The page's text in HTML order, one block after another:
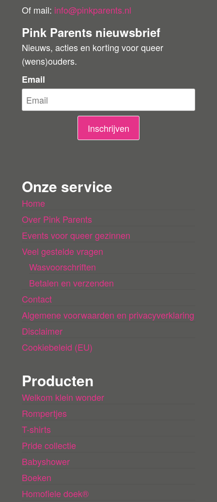
o
r
i
g
Of mail: info@pinkparents.nl
Pink Parents nieuwsbrief
Nieuws, acties en korting voor queer
(wens)ouders.
Email
Inschrijven
Onze service
Home
Over Pink Parents
Events voor queer gezinnen
Veel gestelde vragen
Wasvoorschriften
Betalen en verzenden
Contact
Algemene voorwaarden en privacyverklaring
Disclaimer
Cookiebeleid (EU)
Producten
Welkom klein wonder
Rompertjes
T-shirts
Pride collectie
Babyshower
Boeken
Homofiele doek®